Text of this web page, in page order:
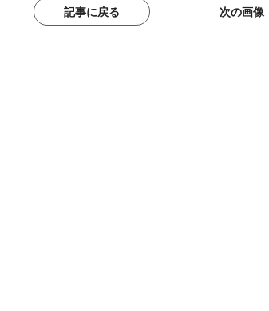
記事に戻る 次の画像